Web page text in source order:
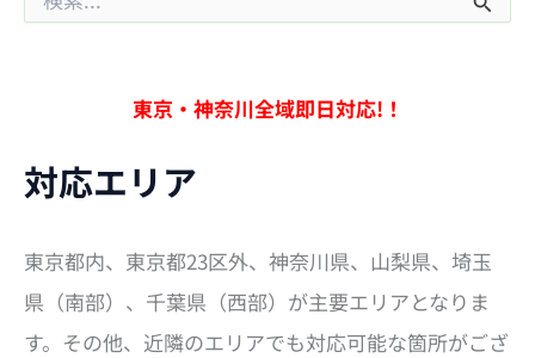
索
東京・神奈川全域即日対応!！
対応エリア
東京都内、東京都23区外、神奈川県、山梨県、埼玉
県（南部）、千葉県（西部）が主要エリアとなりま
す。その他、近隣のエリアでも対応可能な箇所がござ